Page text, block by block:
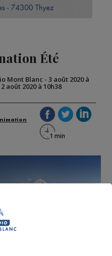
Été
Mont Blanc - 3 août 2020 à
août 2020 à 10h38